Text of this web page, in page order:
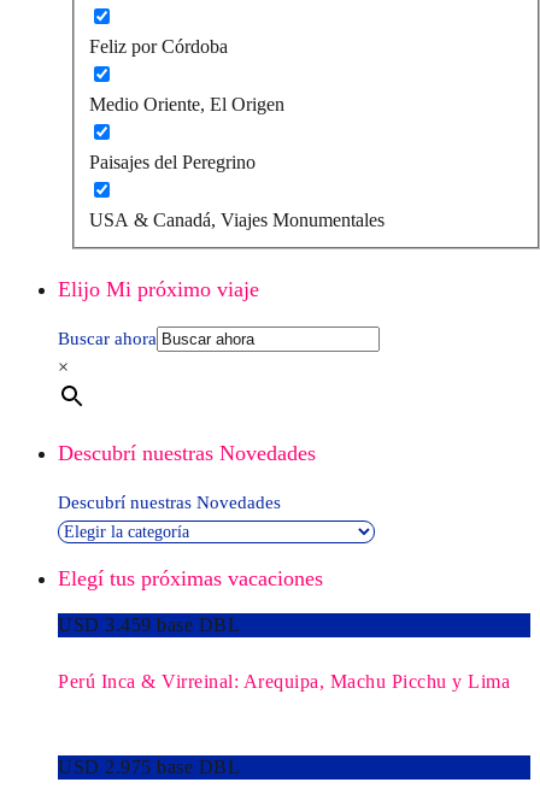
Feliz por Córdoba
Medio Oriente, El Origen
Paisajes del Peregrino
USA & Canadá, Viajes Monumentales
Elijo Mi próximo viaje
Buscar ahora
×
Descubrí nuestras Novedades
Descubrí nuestras Novedades
Elegí tus próximas vacaciones
USD 3.459 base DBL
Perú Inca & Virreinal: Arequipa, Machu Picchu y Lima
USD 2.975 base DBL